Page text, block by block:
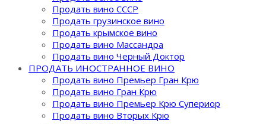
Продать вино СССР
Продать грузинское вино
Продать крымское вино
Продать вино Массандра
Продать вино Черный Доктор
ПРОДАТЬ ИНОСТРАННОЕ ВИНО
Продать вино Премьер Гран Крю
Продать вино Гран Крю
Продать вино Премьер Крю Супериор
Продать вино Вторых Крю